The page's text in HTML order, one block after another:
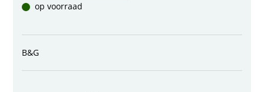
op voorraad
B&G